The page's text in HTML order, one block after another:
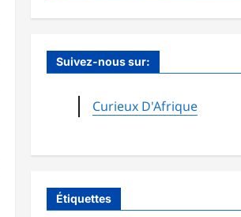
Suivez-nous sur:
Curieux D'Afrique
Étiquettes